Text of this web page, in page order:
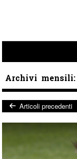
Archivi mensili:
Post
Articoli precedenti